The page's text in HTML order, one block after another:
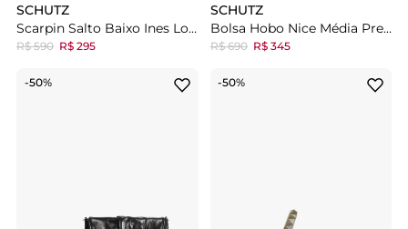
SCHUTZ
Scarpin Salto Baixo Ines Low Camurça Branca
R$ 590 R$ 295
SCHUTZ
Bolsa Hobo Nice Média Preta
R$ 690 R$ 345
-50% -50%